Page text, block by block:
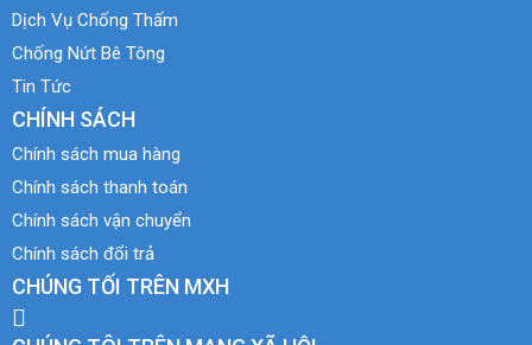
Dịch Vụ Chống Thấm
Chống Nứt Bê Tông
Tin Tức
CHÍNH SÁCH
Chính sách mua hàng
Chính sách thanh toán
Chính sách vận chuyển
Chính sách đổi trả
CHÚNG TỐI TRÊN MXH